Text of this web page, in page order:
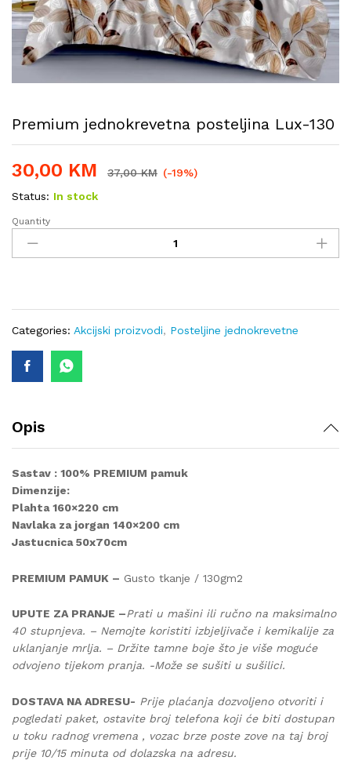
Premium jednokrevetna posteljina Lux-130
30,00 KM 37,00KM (-19%)
Status: In stock
Premium
jednokrevetna
posteljina
quantity
Quantity
Categories: Akcijski proizvodi, Posteljine jednokrevetne
Opis
Sastav : 100% PREMIUM pamuk
Dimenzije:
Plahta 160×220 cm
Navlaka za jorgan 140×200 cm
Jastucnica 50x70cm
PREMIUM PAMUK – Gusto tkanje / 130gm2
UPUTE ZA PRANJE –Prati u mašini ili ručno na maksimalno
40 stupnjeva. – Nemojte koristiti izbjeljivače i kemikalije za
uklanjanje mrlja. – Držite tamne boje što je više moguće
odvojeno tijekom pranja. -Može se sušiti u sušilici.
DOSTAVA NA ADRESU- Prije plaćanja dozvoljeno otvoriti i
pogledati paket, ostavite broj telefona koji će biti dostupan
u toku radnog vremena , vozac brze poste zove na taj broj
prije 10/15 minuta od dolazska na adresu.